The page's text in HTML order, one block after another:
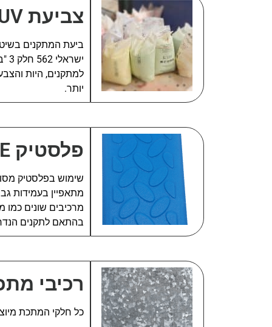
צביעת UV
למתקנים, היות
יותר.
פלסטיק LLDPE
מרכיבים שונים
בהתאם לתקנים
רכיבי
כל חלקי המתכת מיוצרים